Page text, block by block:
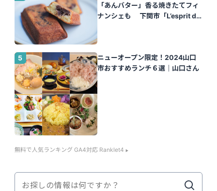
「あんバター」香る焼きたてフィ
ナンシェも 下関市「L’esprit de
ニューオープン限定！2024山口
市おすすめランチ６選｜山口さん
無料で人気ランキング GA4対応 Ranklet4